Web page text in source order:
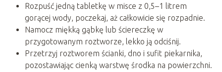
Rozpuść jedną tabletkę w misce z 0,5–1 litrem
gorącej wody, poczekaj, aż całkowicie się rozpadnie.
Namocz miękką gąbkę lub ściereczkę w
przygotowanym roztworze, lekko ją odciśnij.
Przetrzyj roztworem ścianki, dno i sufit piekarnika,
pozostawiając cienką warstwę środka na powierzchni.